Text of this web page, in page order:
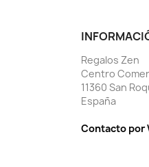
Regalos Zen
Centro
11360 San
España
Contacto por